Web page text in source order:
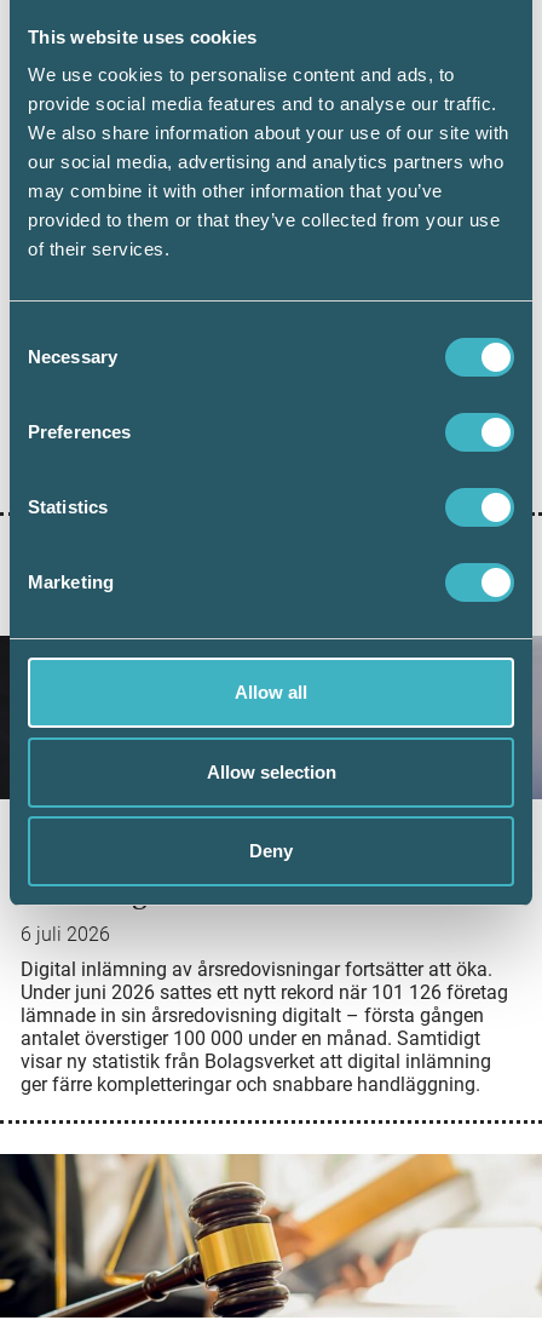
This website uses cookies
We use cookies to personalise content and ads, to
provide social media features and to analyse our traffic.
We also share information about your use of our site with
our social media, advertising and analytics partners who
may combine it with other information that you’ve
provided to them or that they’ve collected from your use
of their services.
Selection
Necessary
Preferences
Statistics
Marketing
Allow all
Allow selection
Deny
Håkan Edvardsson
Journalist
AUKTORISATION
AUKTORISERAD REDOVISNINGSKONSULT
AKTUELLA ARTIKLAR
redovisningskonsulterna bidrar till
6 juli 2026
Digital inlämning av årsredovisningar fortsätter att öka.
Under juni 2026 sattes ett nytt rekord när 101 126 företag
lämnade in sin årsredovisning digitalt – första gången
antalet överstiger 100 000 under en månad. Samtidigt
visar ny statistik från Bolagsverket att digital inlämning
ger färre kompletteringar och snabbare handläggning.